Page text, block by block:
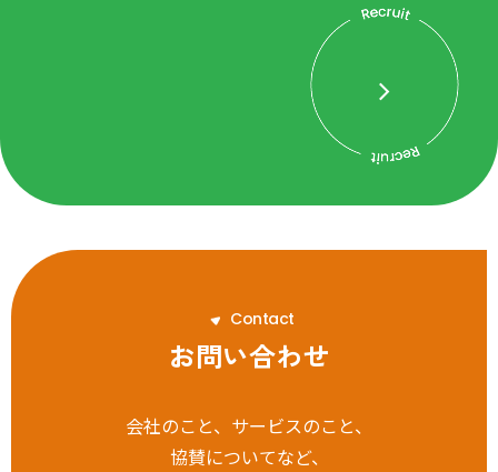
Contact
お問い合わせ
会社のこと、サービスのこと、
協賛についてなど、